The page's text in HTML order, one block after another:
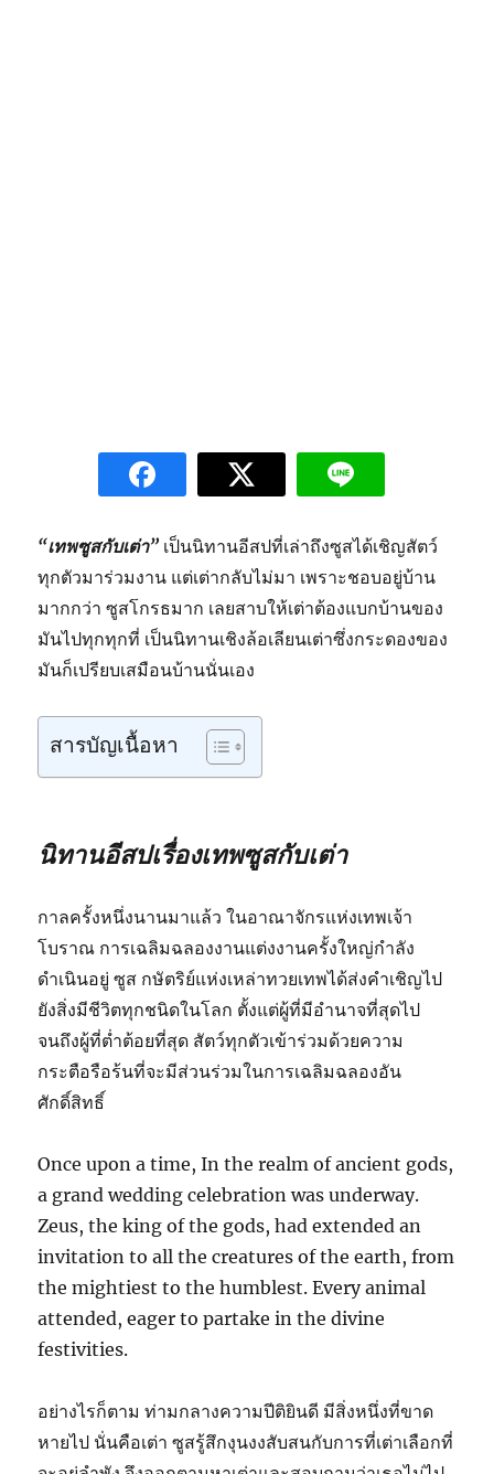
“เทพซูสกับเต่า” เป็นนิทานอีสปที่เล่าถึงซูสได้เชิญสัตว์
ทุกตัวมาร่วมงาน แต่เต่ากลับไม่มา เพราะชอบอยู่บ้าน
มากกว่า ซูสโกรธมาก เลยสาบให้เต่าต้องแบกบ้านของ
มันไปทุกทุกที่ เป็นนิทานเชิงล้อเลียนเต่าซึ่งกระดองของ
มันก็เปรียบเสมือนบ้านนั่นเอง
สารบัญเนื้อหา
นิทานอีสปเรื่องเทพซูสกับเต่า
กาลครั้งหนึ่งนานมาแล้ว ในอาณาจักรแห่งเทพเจ้า
โบราณ การเฉลิมฉลองงานแต่งงานครั้งใหญ่กำลัง
ดำเนินอยู่ ซูส กษัตริย์แห่งเหล่าทวยเทพได้ส่งคำเชิญไป
ยังสิ่งมีชีวิตทุกชนิดในโลก ตั้งแต่ผู้ที่มีอำนาจที่สุดไป
จนถึงผู้ที่ต่ำต้อยที่สุด สัตว์ทุกตัวเข้าร่วมด้วยความ
กระตือรือร้นที่จะมีส่วนร่วมในการเฉลิมฉลองอัน
ศักดิ์สิทธิ์
Once upon a time, In the realm of ancient gods,
a grand wedding celebration was underway.
Zeus, the king of the gods, had extended an
invitation to all the creatures of the earth, from
the mightiest to the humblest. Every animal
attended, eager to partake in the divine
festivities.
อย่างไรก็ตาม ท่ามกลางความปีติยินดี มีสิ่งหนึ่งที่ขาด
หายไป นั่นคือเต่า ซูสรู้สึกงุนงงสับสนกับการที่เต่าเลือกที่